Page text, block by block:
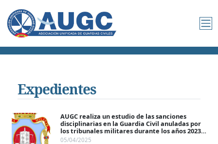
Expedientes
AUGC realiza un estudio de las sanciones
disciplinarias en la Guardia Civil anuladas por
los tribunales militares durante los años 2023 y
2024
05/04/2025